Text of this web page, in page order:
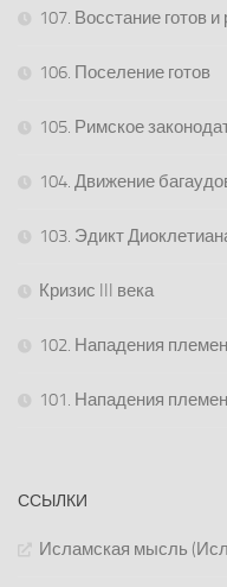
107. Восстание готов и
106. Поселение готов
105. Римское
104. Движение
103. Эдикт
Кризис III века
102. Нападения
101. Нападения
ССЫЛКИ
Исламская мысль